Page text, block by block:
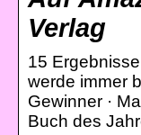
Verlag
15 Ergebnisse
werde immer
Gewinner ·
Buch des